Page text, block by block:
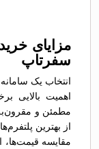
مزایای
سفرتاپ
انتخاب یک سامانه
اهمیت بالایی
مطمئن و
از بهترین
مقایسه قیمت‌ها،